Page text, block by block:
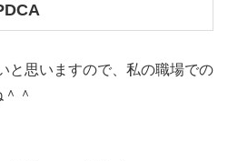
と思いますので、私の職場での
＾